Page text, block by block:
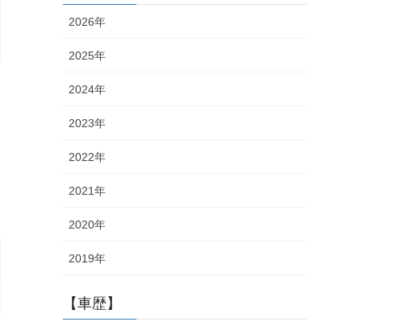
2026年
2025年
2024年
2023年
2022年
2021年
2020年
2019年
【車歴】